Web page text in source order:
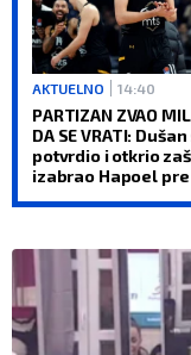
AKTUELNO 14:40
PARTIZAN ZVAO
DA SE VRATI:
potvrdio i otkrio
izabrao Hapoel